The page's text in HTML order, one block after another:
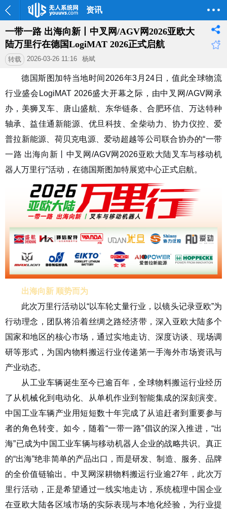
资讯
一带一路 出海向新丨中叉网/AGV网2026亚欧大
陆万里行在德国LogiMAT 2026正式启航
转载 2026-03-26 11:16 杨斌
德国斯图加特当地时间2026年3月24日，值此全球物流
行业盛会LogiMAT 2026盛大开幕之际，由中叉网/AGV网承
办，美狮叉车、唐山盛航、东华链条、合肥环信、万达特种
轴承、益佳通新能源、优旦科技、全柴动力、协力仪控、爱
普拉新能源、荷贝克电源、爱动超越等公司联合协办的“一带
一路 出海向新丨中叉网/AGV网2026亚欧大陆叉车与移动机
器人万里行”活动，在德国斯图加特展览中心正式启航。
出海向新 顺势而为
此次万里行活动以“以车轮丈量行业，以镜头记录亚欧”为
行动理念，团队将沿着丝绸之路经济带，深入亚欧大陆多个
国家和地区的核心市场，通过实地走访、深度访谈、现场调
研等形式，为国内物料搬运行业传递第一手海外市场资讯与
产业动态。
从工业车辆诞生至今已逾百年，全球物料搬运行业经历
了从机械化到电动化、从单机作业到智能集成的深刻演变。
中国工业车辆产业用短短数十年完成了从追赶者到重要参与
者的角色转变。如今，随着“一带一路”倡议的深入推进，“出
海”已成为中国工业车辆与移动机器人企业的战略共识。真正
的“出海”绝非简单的产品出口，而是研发、制造、服务、品牌
的全价值链输出。中叉网深耕物料搬运行业逾27年，此次万
里行活动，正是希望通过一线实地走访，系统梳理中国企业
在亚欧大陆各区域市场的实际表现与本地化经验，为行业提